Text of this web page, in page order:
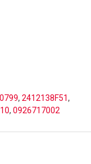
, 2412138F51,
, 0926717002